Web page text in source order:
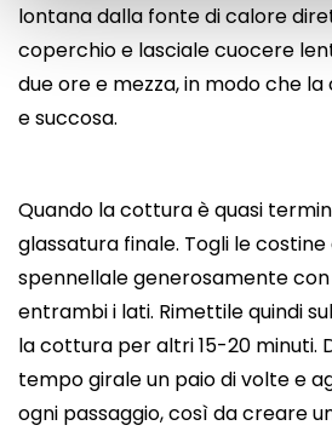
lontana dalla fonte di calore
coperchio e lasciale cuocere
due ore e mezza, in modo che
e succosa.
Quando la cottura è quasi
glassatura finale. Togli le
spennellale generosamente con
entrambi i lati. Rimettile quindi
la cottura per altri 15-20 minuti.
tempo girale un paio di volte e
ogni passaggio, così da creare